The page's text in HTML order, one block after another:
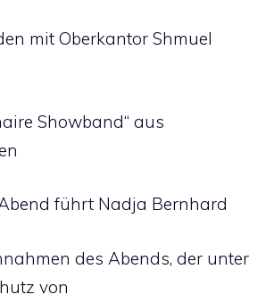
mit Oberkantor Shmuel
Showband“ aus
führt Nadja Bernhard
des Abends, der unter
von